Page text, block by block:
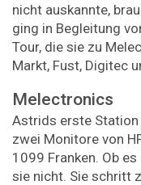
nicht auskannte,
ging in Begleitung
Tour, die sie zu
Markt, Fust, Digitec
Melectronics
Astrids erste
zwei Monitore von
1099 Franken. Ob
sie nicht. Sie schritt